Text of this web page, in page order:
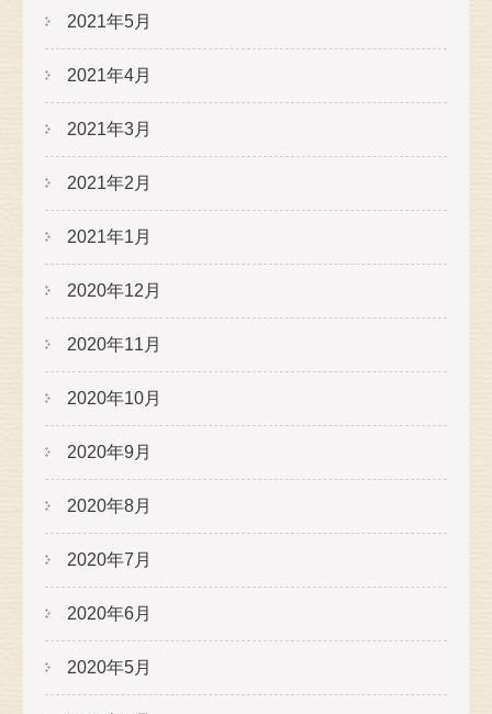
2021年5月
2021年4月
2021年3月
2021年2月
2021年1月
2020年12月
2020年11月
2020年10月
2020年9月
2020年8月
2020年7月
2020年6月
2020年5月